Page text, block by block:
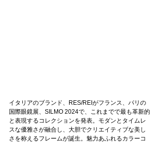
イタリアのブランド、RES/REIがフランス、パリの
国際眼鏡展、SILMO 2024で、これまでで最も革新的
と表現するコレクションを発表。モダンとタイムレ
スな優雅さが融合し、大胆でクリエイティブな美し
さを称えるフレームが誕生。魅力あふれるカラーコ